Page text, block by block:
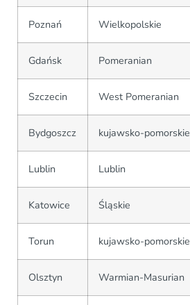
Poznań Wielkopolskie
Gdańsk Pomeranian
Szczecin West Pomeranian
Bydgoszcz kujawsko-pomorskie
Lublin Lublin
Katowice Śląskie
Torun kujawsko-pomorskie
Olsztyn Warmian-Masurian